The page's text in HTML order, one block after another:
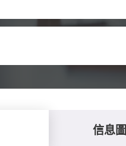
信息圖